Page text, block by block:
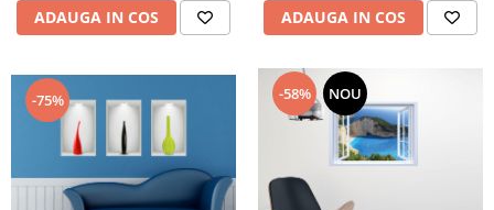
ADAUGA IN COS ADAUGA IN COS
-75% -58% NOU